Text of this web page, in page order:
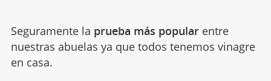
Seguramente la prueba más popular entre
nuestras abuelas ya que todos tenemos vinagre
en casa.